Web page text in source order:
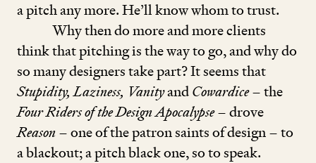
a pitch any more. He’ll know whom to trust.
Why then do more and more clients
think that pitching is the way to go, and why do
so many designers take part? It seems that
Stupidity, Laziness, VanityandCowardice– the
Four Riders of the Design Apocalypse– drove
Reason – one of the patron saints of design – to
a blackout; a pitch black one, so to speak.